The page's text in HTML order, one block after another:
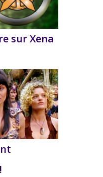
sur Xena